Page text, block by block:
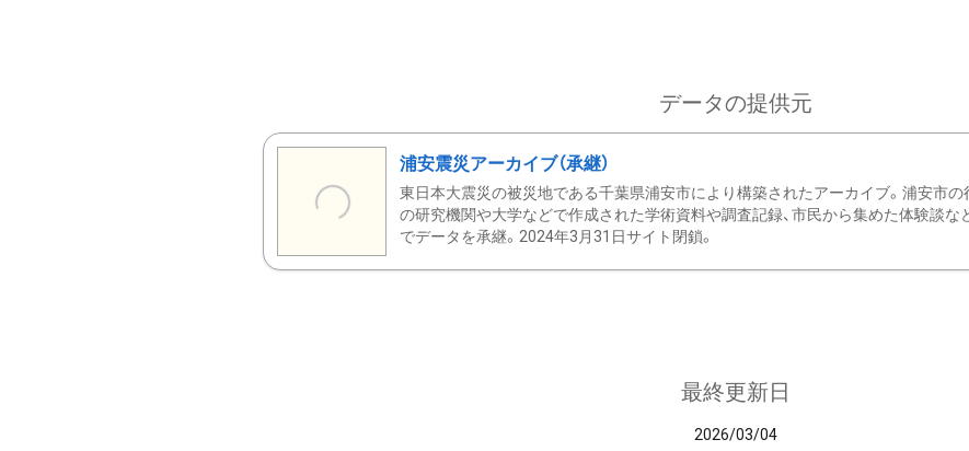
データの提供元
浦安震災アーカイブ（承継）
東日本大震災の被災地である千葉県浦安市により構築されたアーカイブ。浦安市の
の研究機関や大学などで作成された学術資料や調査記録、市民から集めた体験談な
でデータを承継。2024年3月31日サイト閉鎖。
最終更新日
2026/03/04